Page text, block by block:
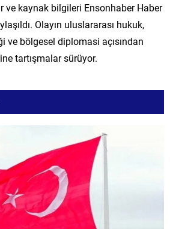
ve kaynak bilgileri Ensonhaber Haber
Olayın uluslararası hukuk,
ve bölgesel diplomasi açısından
tartışmalar sürüyor.